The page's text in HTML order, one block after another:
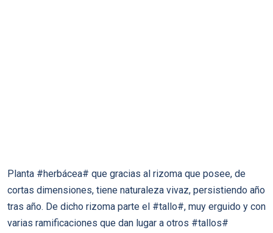
Planta #herbácea# que gracias al rizoma que posee, de
cortas dimensiones, tiene naturaleza vivaz, persistiendo año
tras año. De dicho rizoma parte el #tallo#, muy erguido y con
varias ramificaciones que dan lugar a otros #tallos#